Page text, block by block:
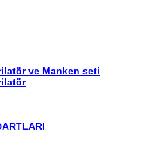
ve Manken seti